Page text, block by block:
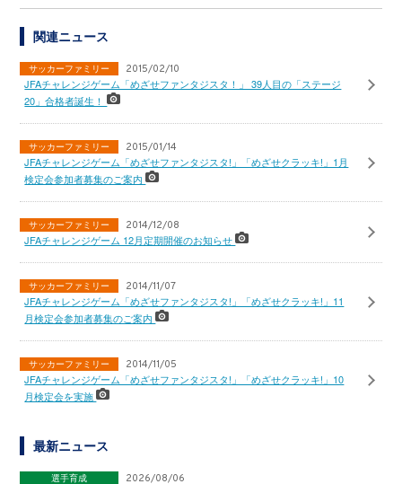
関連ニュース
サッカーファミリー 2015/02/10
JFAチャレンジゲーム「めざせファンタジスタ！」 39人目の「ステージ
20」合格者誕生！
サッカーファミリー 2015/01/14
JFAチャレンジゲーム「めざせファンタジスタ!」「めざせクラッキ!」1月
検定会参加者募集のご案内
サッカーファミリー 2014/12/08
JFAチャレンジゲーム 12月定期開催のお知らせ
サッカーファミリー 2014/11/07
JFAチャレンジゲーム「めざせファンタジスタ!」「めざせクラッキ!」11
月検定会参加者募集のご案内
サッカーファミリー 2014/11/05
JFAチャレンジゲーム「めざせファンタジスタ!」「めざせクラッキ!」10
月検定会を実施
最新ニュース
選手育成 2026/08/06